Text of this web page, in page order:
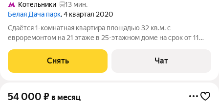
Котельники
13 мин.
Белая Дача парк, 4 квартал 2020
Сдаётся 1-комнатная квартира площадью 32 кв.м. с
евроремонтом на 21 этаже в 25-этажном доме на срок от 11
Холодильник Кондиционер Бойлер Дом - панельный, окна
выходят на улицу. В подъезде
Снять Чат
54 000 ₽ в месяц